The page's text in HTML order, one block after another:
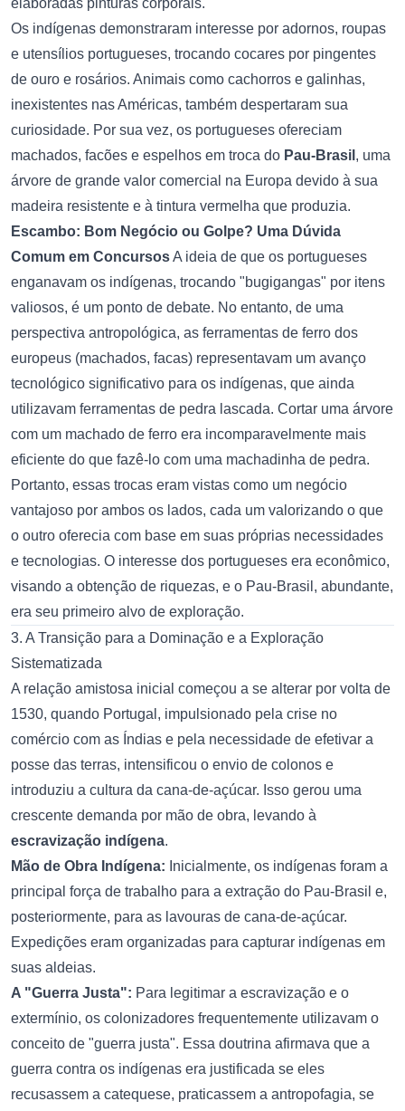
elaboradas pinturas corporais.
Os indígenas demonstraram interesse por adornos, roupas
e utensílios portugueses, trocando cocares por pingentes
de ouro e rosários. Animais como cachorros e galinhas,
inexistentes nas Américas, também despertaram sua
curiosidade. Por sua vez, os portugueses ofereciam
machados, facões e espelhos em troca do Pau-Brasil , uma
árvore de grande valor comercial na Europa devido à sua
madeira resistente e à tintura vermelha que produzia.
Escambo: Bom Negócio ou Golpe? Uma Dúvida
Comum em ConcursosA ideia de que os portugueses
enganavam os indígenas, trocando "bugigangas" por itens
valiosos, é um ponto de debate. No entanto, de uma
perspectiva antropológica, as ferramentas de ferro dos
europeus (machados, facas) representavam um avanço
tecnológico significativo para os indígenas, que ainda
utilizavam ferramentas de pedra lascada. Cortar uma árvore
com um machado de ferro era incomparavelmente mais
eficiente do que fazê-lo com uma machadinha de pedra.
Portanto, essas trocas eram vistas como um negócio
vantajoso por ambos os lados, cada um valorizando o que
o outro oferecia com base em suas próprias necessidades
e tecnologias. O interesse dos portugueses era econômico,
visando a obtenção de riquezas, e o Pau-Brasil, abundante,
era seu primeiro alvo de exploração.
3. A Transição para a Dominação e a Exploração
Sistematizada
A relação amistosa inicial começou a se alterar por volta de
1530, quando Portugal, impulsionado pela crise no
comércio com as Índias e pela necessidade de efetivar a
posse das terras, intensificou o envio de colonos e
introduziu a cultura da cana-de-açúcar. Isso gerou uma
crescente demanda por mão de obra, levando à
escravização indígena.
Mão de Obra Indígena: Inicialmente, os indígenas foram a
principal força de trabalho para a extração do Pau-Brasil e,
posteriormente, para as lavouras de cana-de-açúcar.
Expedições eram organizadas para capturar indígenas em
suas aldeias.
A "Guerra Justa": Para legitimar a escravização e o
extermínio, os colonizadores frequentemente utilizavam o
conceito de "guerra justa". Essa doutrina afirmava que a
guerra contra os indígenas era justificada se eles
recusassem a catequese, praticassem a antropofagia, se